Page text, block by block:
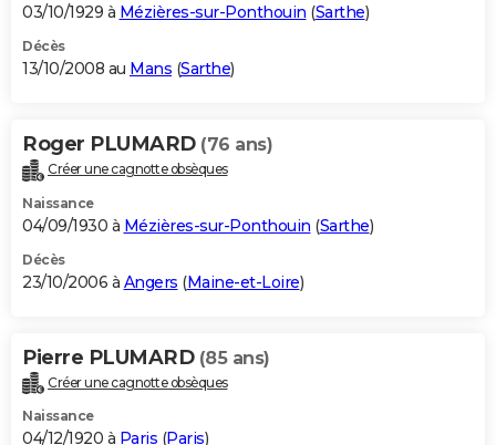
03/10/1929 à Mézières-sur-Ponthouin (Sarthe)
Décès
13/10/2008 au Mans (Sarthe)
Roger PLUMARD (76 ans)
Créer une cagnotte obsèques
Naissance
04/09/1930 à Mézières-sur-Ponthouin (Sarthe)
Décès
23/10/2006 à Angers (Maine-et-Loire)
Pierre PLUMARD (85 ans)
Créer une cagnotte obsèques
Naissance
04/12/1920 à Paris (Paris)